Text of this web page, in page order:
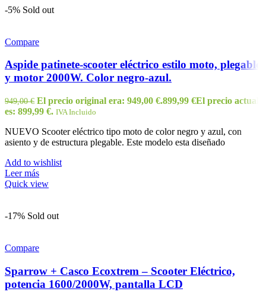
-5% Sold out
Compare
Aspide patinete-scooter eléctrico estilo moto, plegable
y motor 2000W. Color negro-azul.
949,00€ El precio original era: 949,00 €.899,99 €El precio actual
es: 899,99 €. IVA Incluido
NUEVO Scooter eléctrico tipo moto de color negro y azul, con
asiento y de estructura plegable. Este modelo esta diseñado
Add to wishlist
Leer más
Quick view
-17% Sold out
Compare
Sparrow + Casco Ecoxtrem – Scooter Eléctrico,
potencia 1600/2000W, pantalla LCD